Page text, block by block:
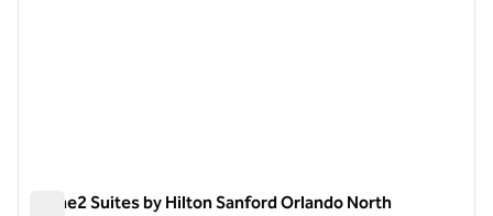
Home2 Suites by Hilton Sanford Orlando North